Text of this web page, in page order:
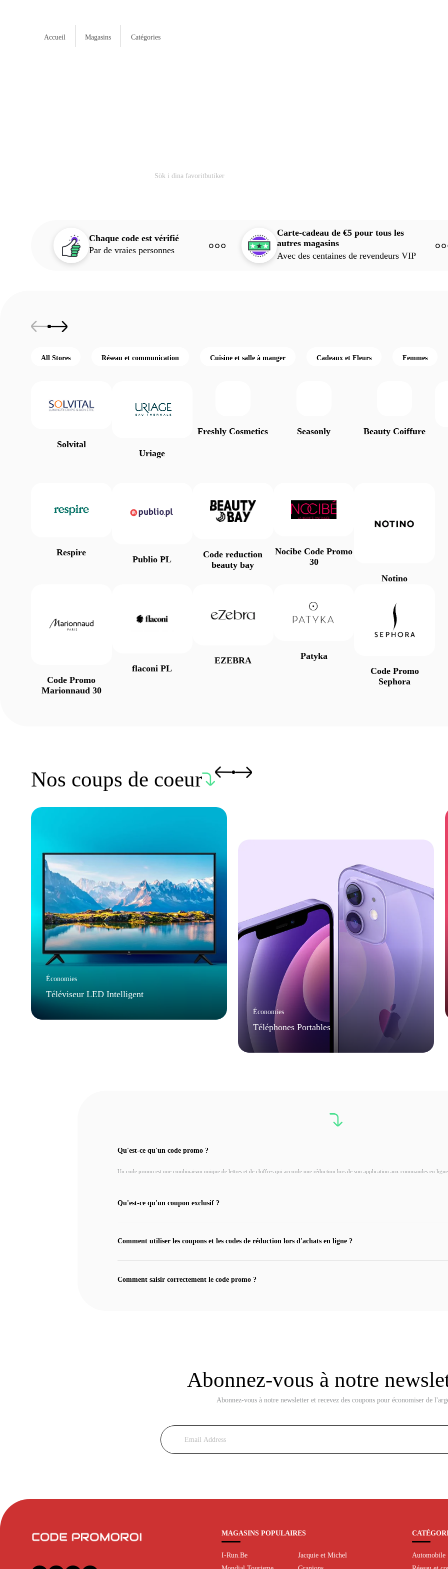
Accueil Magasins Catégories
Chaque code est vérifié
Par de vraies personnes
Carte-cadeau de €5 pour tous les
autres magasins
Avec des centaines de revendeurs VIP
All Stores Réseau et communication Cuisine et salle à manger Cadeaux et Fleurs Femmes
Solvital
Uriage
Freshly Cosmetics Seasonly Beauty Coiffure
Respire
Publio PL
Code reduction
beauty bay
Nocibe Code Promo
30
Notino
Code Promo
Marionnaud 30
flaconi PL
EZEBRA
Patyka
Code Promo
Sephora
Nos coups de coeur
Économies
Téléviseur LED Intelligent
Économies
Téléphones Portables
Qu'est-ce qu'un code promo ?
Un code promo est une combinaison unique de lettres et de chiffres qui accorde une réduction lors de son application aux commandes en
Qu'est-ce qu'un coupon exclusif ?
Comment utiliser les coupons et les codes de réduction lors d'achats en ligne ?
Comment saisir correctement le code promo ?
Abonnez-vous à notre
Abonnez-vous à notre newsletter et recevez des coupons pour économiser de
MAGASINS POPULAIRES
I-Run.Be
Jacquie et Michel
Automobile